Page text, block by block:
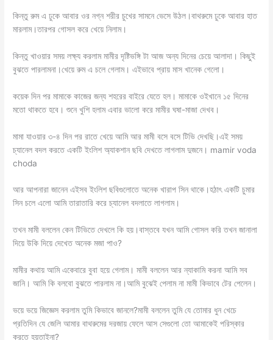
কিন্তু রুম এ ঢুকে আবার ওর নগ্ন শরীর চুখের সামনে ভেসে উঠল।বাথরুমে ঢুকে আবার হাত
মারলাম।তারপর গোসল করে খেয়ে নিলাম।
কিন্তু খাওয়ার সময় লক্ষ্য করলাম মামীর দৃষ্টিভঙ্গি টা আজ অন্য দিনের চেয়ে আলাদা। কিছুই
বুঝতে পারলামনা।খেয়ে রুম এ চলে গেলাম। এইভাবে প্রায় মাস খানেক গেলো।
কয়েক দিন পর মামাকে কাজের জন্য শহরের বাইরে যেতে হল। মামাকে ওইখানে ১৫ দিনের
মতো থাকতে হবে। শুনে খুশি হলাম এবার ভালো করে মামীর ঘষা-মাজা দেখব।
মামা যাওয়ার ৩-৪ দিন পর রাতে খেয়ে আমি আর মামী বসে বসে টিভি দেখছি।এই সময়
চ্যানেল বদল করতে একটি ইংলিশ অ্যাকশান ছবি দেখতে লাগলাম দুজনে। mamir voda
choda
আর আপনারা জানেন এইসব ইংলিশ ছবিগুলোতে অনেক খারাপ সিন থাকে।হঠাৎ একটি চুমার
সিন চলে এলো আমি তারাতারি করে চ্যানেল বদলাতে লাগলাম।
তখন মামী বললেন কেন টিভিতে দেখলে কি হয়।বাস্তবে যখন আমি গোসল করি তখন জানালা
দিয়ে উকি দিয়ে দেখেত অনেক মজা পাও?
মামীর কথায় আমি একেবারে বুবা হয়ে গেলাম। মামী বললেন আর ন্যাকামি করনা আমি সব
জানি। আমি কি বলবো বুঝতে পারলাম না।আমি বুঝেই পেলাম না মামী কিভাবে টের পেলেন।
ভয়ে ভয়ে জিজ্ঞেস করলাম তুমি কিভাবে জানলে?মামী বললেন তুমি যে তোমার ধুন খেচে
প্রতিদিন যে জেলি আমার বাথরুমের দরজায় ফেলে আস সেগুলো তো আমাকেই পরিস্কার
করতে হয়তাইনা?